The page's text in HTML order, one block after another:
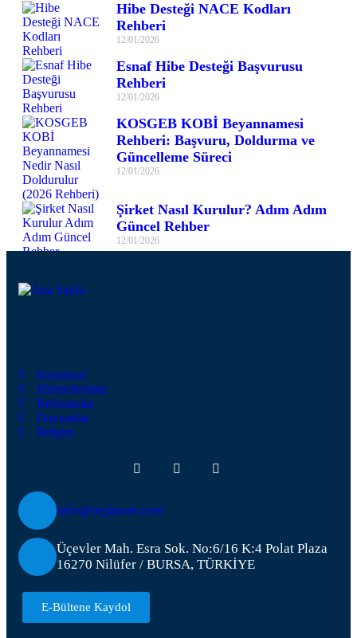
Hibe Desteği NACE Kodları
Rehberi
12/01/2026
Esnaf Hibe Desteği Başvurusu
Rehberi
12/01/2026
KOSGEB KOBİ Beyannamesi
Rehberi: Başvuru, Doldurma ve
Güncelleme Süreci
12/01/2026
Şirket Nasıl Kurulur? Adım Adım
Güncel Rehber
12/01/2026
Kurumsal
Hizmetlerimiz
Referanslar
Duyurular
İletişim
info@orjinom.com
Üçevler Mah. Esra Sok. No:6/16 K:4 Polat Plaza
16270 Nilüfer / BURSA, TÜRKİYE
E-Bültene Kaydol